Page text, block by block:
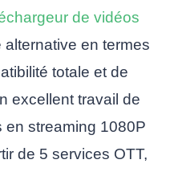
de vidéos
alternative en termes
totale et de
excellent travail de
streaming 1080P
de 5 services OTT,